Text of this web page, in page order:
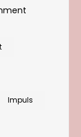
Impuls